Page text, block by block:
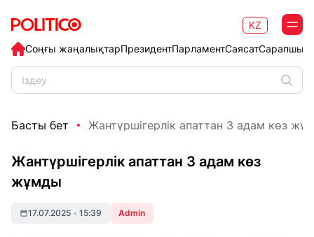
Соңғы жаңалықтарПрезидентПарламентСаясат
KZ
Басты бет Жантүршігерлік апаттан 3 адам көз
Жантүршігерлік апаттан 3 адам көз
жұмды
17.07.2025 • 15:39 Admin